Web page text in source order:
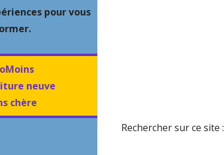
pour vous
neuve
chère
Rechercher sur ce site :